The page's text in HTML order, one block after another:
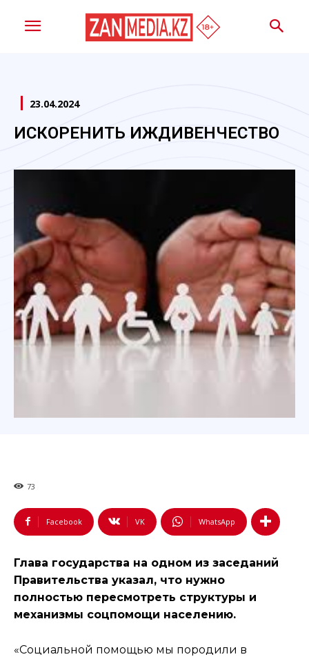
23.04.2024
ИСКОРЕНИТЬ ИЖДИВЕНЧЕСТВО
73
Facebook VK WhatsApp
Глава государства на одном из заседаний
Правительства указал, что нужно
полностью пересмотреть структуры и
механизмы соцпомощи населению.
«Социальной помощью мы породили в